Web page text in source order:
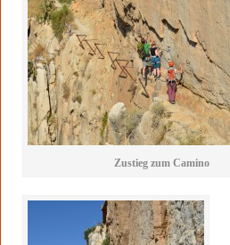
Zustieg zum Camino